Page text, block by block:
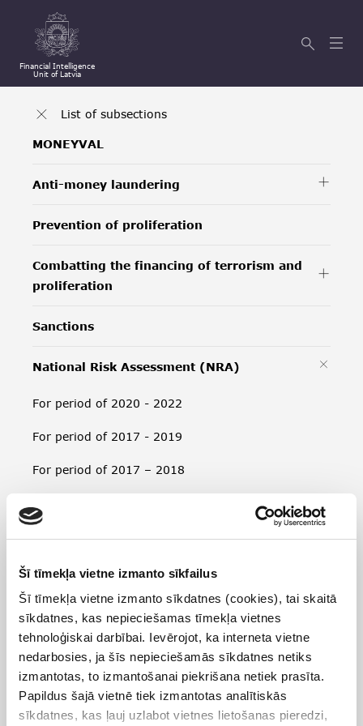
Šī tīmekļa vietne izmanto sīkfailus
Šī tīmekļa vietne izmanto sīkdatnes (cookies), tai skaitā
sīkdatnes, kas nepieciešamas tīmekļa vietnes
tehnoloģiskai darbībai. Ievērojot, ka interneta vietne
nedarbosies, ja šīs nepieciešamās sīkdatnes netiks
izmantotas, to izmantošanai piekrišana netiek prasīta.
Papildus šajā vietnē tiek izmantotas analītiskās
sīkdatnes, kas ļauj uzlabot vietnes lietošanas pieredzi,
Financial Intelligence
Unit of Latvia
List of subsections
MONEYVAL
Anti-money laundering
Prevention of proliferation
Combatting the financing of terrorism and
proliferation
Sanctions
National Risk Assessment (NRA)
For period of 2020 - 2022
For period of 2017 - 2019
For period of 2017 – 2018
Third party publications
International cooperation
Public-private partnership
AML/CFT policies, laws and regulations
Strategic analysis and guidelines